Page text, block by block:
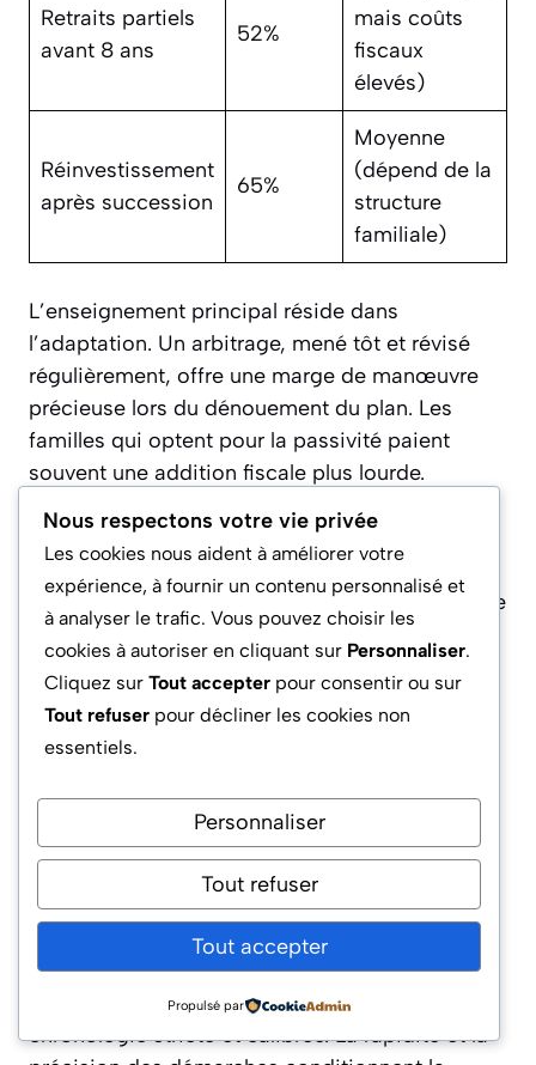
Retraits partiels
avant 8 ans
52%
mais coûts
fiscaux
élevés)
Réinvestissement
après succession
65%
Moyenne
(dépend de la
structure
familiale)
L’enseignement principal réside dans
l’adaptation. Un arbitrage, mené tôt et révisé
régulièrement, offre une marge de manœuvre
précieuse lors du dénouement du plan. Les
familles qui optent pour la passivité paient
souvent une addition fiscale plus lourde.
En conclusion, une transmission réussie
conjugue anticipation, dialogue et expertise.
Ces études de cas illustrent qu’il n’existe pas de
recette unique, mais une intelligence de
situation, empreinte de rigueur et, parfois,
d’audace patrimoniale. La prochaine partie
aborde ainsi les démarches concrètes pour
entrer sereinement dans cette phase clé.
Guide exclusif des démarches
administratives après décès du
titulaire d’un PEA
Dès l’annonce du décès, la gestion
administrative duPEAbascule vers une
chronologie stricte et calibrée. La rapidité et la
Nous respectons votre vie privée
Les cookies nous aident à améliorer votre
expérience, à fournir un contenu personnalisé et
à analyser le trafic. Vous pouvez choisir les
cookies à autoriser en cliquant sur Personnaliser.
Cliquez sur Tout accepter pour consentir ou sur
Tout refuser pour décliner les cookies non
essentiels.
Personnaliser
Tout refuser
Tout accepter
Propulsé par